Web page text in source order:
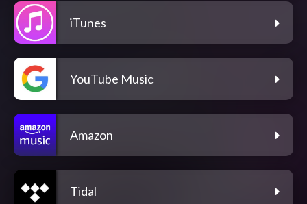
iTunes
YouTube Music
Amazon
Tidal